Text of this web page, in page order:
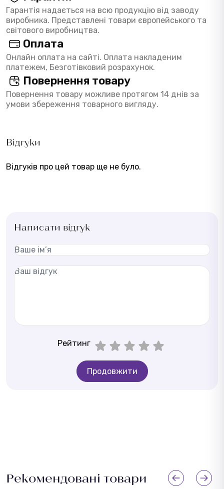
Гарантія надається на всю продукцію від заводу
виробника. Представлені товари європейського та
світового виробництва.
Оплата
Онлайн оплата на сайті. Оплата накладеним
платежем, Безготівковий розрахунок.
Повернення товару
Повернення товару можливе протягом 14 днів за
умови збереження товарного вигляду.
Відгуки
Відгуків про цей товар ще не було.
Написати відгук
Рейтинг
Продовжити
Рекомендовані товари